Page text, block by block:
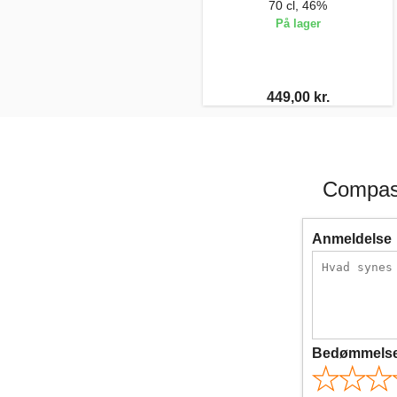
70 cl, 46%
På lager
449,00 kr.
Anmeldelse